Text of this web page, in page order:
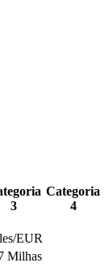
3
Categoria
4
EUR
Milhas